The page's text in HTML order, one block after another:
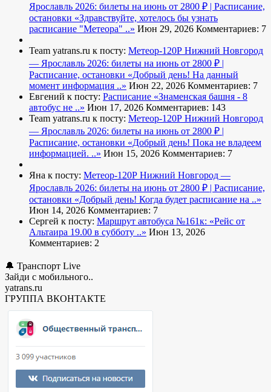
Ярославль 2026: билеты на июнь от 2800 ₽ | Расписание,
остановки «Здравствуйте, хотелось бы узнать
расписание "Метеора" ..» Июн 29, 2026 Комментариев: 7
Team yatrans.ru к посту: Метеор-120Р Нижний Новгород
— Ярославль 2026: билеты на июнь от 2800 ₽ |
Расписание, остановки «Добрый день! На данный
момент информация ..» Июн 22, 2026 Комментариев: 7
Евгений к посту: Расписание «Знаменская башня - 8
автобус не ..» Июн 17, 2026 Комментариев: 143
Team yatrans.ru к посту: Метеор-120Р Нижний Новгород
— Ярославль 2026: билеты на июнь от 2800 ₽ |
Расписание, остановки «Добрый день! Пока не владеем
информацией. ..» Июн 15, 2026 Комментариев: 7
Яна к посту: Метеор-120Р Нижний Новгород —
Ярославль 2026: билеты на июнь от 2800 ₽ | Расписание,
остановки «Добрый день! Когда будет расписание на ..»
Июн 14, 2026 Комментариев: 7
Сергей к посту: Маршрут автобуса №161к: «Рейс от
Альтаира 19.00 в субботу ..» Июн 13, 2026
Комментариев: 2
🔔 Транспорт Live
Зайди с мобильного..
yatrans.ru
ГРУППА ВКОНТАКТЕ